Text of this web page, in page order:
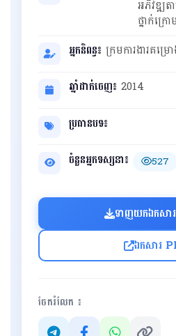
អភិវឌ្ឍ
ថ្នាក់ក្រ
អ្នកនិពន្ធ៖ ក្រមការងារគម្
ឆ្នាំដាក់ចេញ៖ 2014
ប្រធានបទ៖
ចំនួនអ្នកទស្សនា៖
527
ទាញយកឯកសា
ឯកសារ
ចែករំលែក ៖